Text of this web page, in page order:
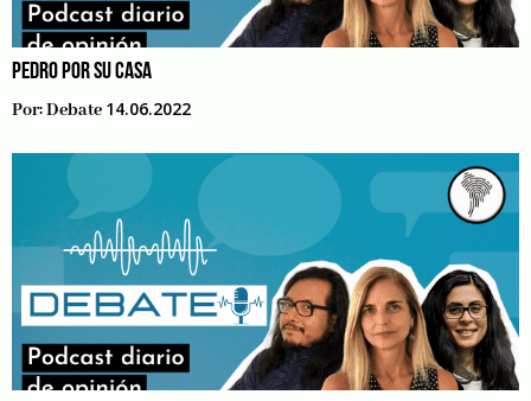
PEDRO POR SU CASA
Por:Debate 14.06.2022